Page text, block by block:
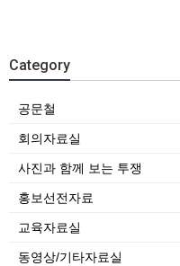
Category
공문철
회의자료실
사진과 함께 보는 투쟁
홍보선전자료
교육자료실
동영상/기타자료실